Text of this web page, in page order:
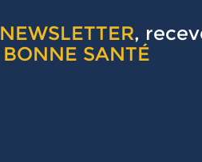
NEWSLETTER,
BONNE SANTÉ